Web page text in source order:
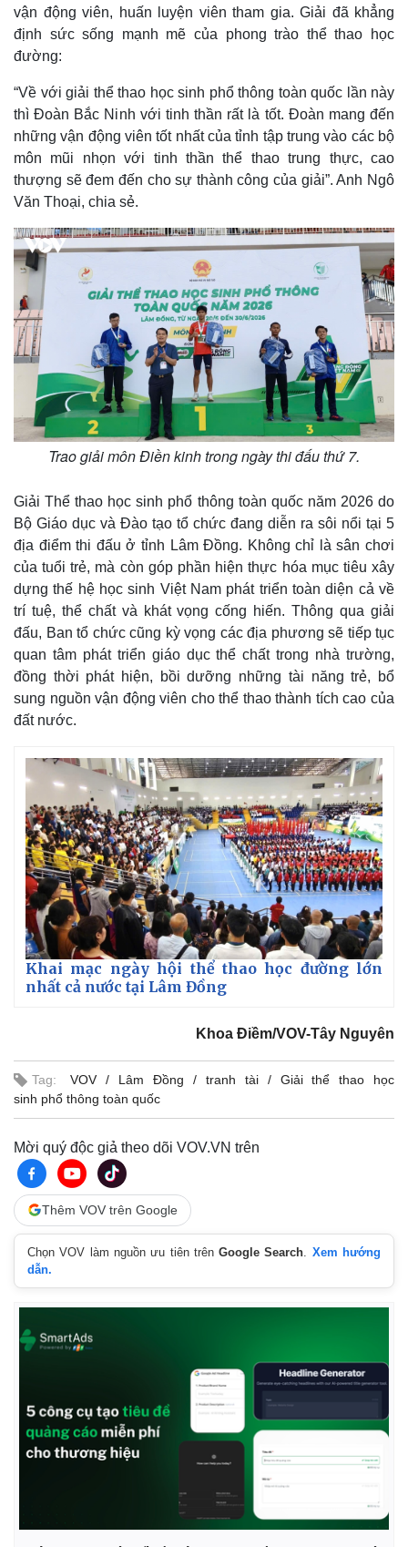
Bất động sản
Khởi nghiệp
Giá cà phê
vận động viên, huấn luyện viên tham gia. Giải đã khẳng
định sức sống mạnh mẽ của phong trào thể thao học
đường:
“Về với giải thể thao học sinh phổ thông toàn quốc lần này
thì Đoàn Bắc Ninh với tinh thần rất là tốt. Đoàn mang đến
những vận động viên tốt nhất của tỉnh tập trung vào các bộ
môn mũi nhọn với tinh thần thể thao trung thực, cao
thượng sẽ đem đến cho sự thành công của giải”. Anh Ngô
Văn Thoại, chia sẻ.
Trao giải môn Điền kinh trong ngày thi đấu thứ 7.
Giải Thể thao học sinh phổ thông toàn quốc năm 2026 do
Bộ Giáo dục và Đào tạo tổ chức đang diễn ra sôi nổi tại 5
địa điểm thi đấu ở tỉnh Lâm Đồng. Không chỉ là sân chơi
của tuổi trẻ, mà còn góp phần hiện thực hóa mục tiêu xây
dựng thế hệ học sinh Việt Nam phát triển toàn diện cả về
trí tuệ, thể chất và khát vọng cống hiến. Thông qua giải
đấu, Ban tổ chức cũng kỳ vọng các địa phương sẽ tiếp tục
quan tâm phát triển giáo dục thể chất trong nhà trường,
đồng thời phát hiện, bồi dưỡng những tài năng trẻ, bổ
sung nguồn vận động viên cho thể thao thành tích cao của
đất nước.
Khai mạc ngày hội thể thao học đường lớn
nhất cả nước tại Lâm Đồng
Khoa Điềm/VOV-Tây Nguyên
Tag: VOV Lâm Đồng tranh tài
Giải thể thao học
sinh phổ thông toàn quốc
Mời quý độc giả theo dõi VOV.VN trên
Thêm VOV trên Google
Chọn VOV làm nguồn ưu tiên trênGoogle Search
Xem hướng
dẫn.